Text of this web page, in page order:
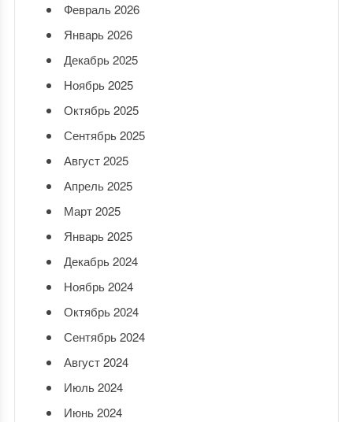
Февраль 2026
Январь 2026
Декабрь 2025
Ноябрь 2025
Октябрь 2025
Сентябрь 2025
Август 2025
Апрель 2025
Март 2025
Январь 2025
Декабрь 2024
Ноябрь 2024
Октябрь 2024
Сентябрь 2024
Август 2024
Июль 2024
Июнь 2024